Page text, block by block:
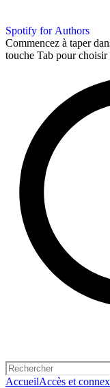
Spotify for Authors
Commencez à taper
touche Tab pour
AccueilAccès et